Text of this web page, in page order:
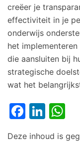
creëer je
effectiviteit in je
onderwijs
het
die aansluiten bij
strategische
wat het
Deze inhoud is